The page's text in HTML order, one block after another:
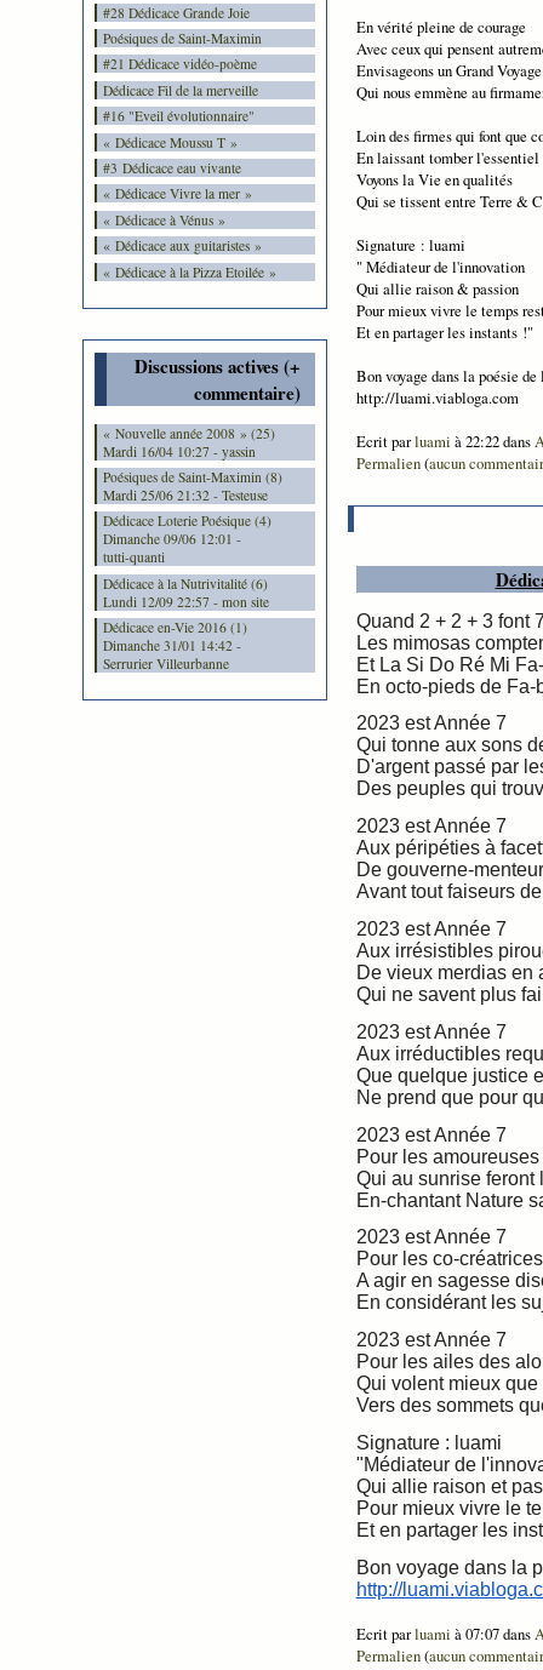
#28 Dédicace Grande Joie
Poésiques de Saint-Maximin
#21 Dédicace vidéo-poème
Dédicace Fil de la merveille
#16 "Eveil évolutionnaire"
« Dédicace Moussu T »
#3 Dédicace eau vivante
« Dédicace Vivre la mer »
« Dédicace à Vénus »
« Dédicace aux guitaristes »
« Dédicace à la Pizza Etoilée »
Discussions actives (+
commentaire)
« Nouvelle année 2008 » (25)
Mardi 16/04 10:27 - yassin
Poésiques de Saint-Maximin (8)
Mardi 25/06 21:32 - Testeuse
Dédicace Loterie Poésique (4)
Dimanche 09/06 12:01 -
tutti-quanti
Dédicace à la Nutrivitalité (6)
Lundi 12/09 22:57 - mon site
Dédicace en-Vie 2016 (1)
Dimanche 31/01 14:42 -
Serrurier Villeurbanne
En vérité pleine de courage
Avec ceux qui pensent
Envisageons un Grand Voyage
Qui nous emmène au
Loin des firmes qui font que
En laissant tomber l'essentiel
Voyons la Vie en qualités
Qui se tissent entre Terre &
Signature : luami
" Médiateur de l'innovation
Qui allie raison & passion
Pour mieux vivre le temps
Et en partager les instants !"
Bon voyage dans la poésie
http://luami.viabloga.com
Ecrit parluami à 22:22 dans
Permalien(aucun
Quand 2 + 2 + 3 font
Les mimosas
Et La Si Do Ré Mi
En octo-pieds de Fa-
2023 est Année 7
Qui tonne aux sons
D'argent passé par
Des peuples qui
2023 est Année 7
Aux péripéties à
De gouverne-
Avant tout faiseurs
2023 est Année 7
Aux irrésistibles
De vieux merdias en
Qui ne savent plus
2023 est Année 7
Aux irréductibles
Que quelque justice
Ne prend que pour
2023 est Année 7
Pour les
Qui au sunrise feront
En-chantant Nature
2023 est Année 7
Pour les co-
A agir en sagesse
En considérant les
2023 est Année 7
Pour les ailes des
Qui volent mieux que
Vers des sommets
Signature : luami
"Médiateur de
Qui allie raison et
Pour mieux vivre le
Et en partager les
Bon voyage dans la
http://
Ecrit parluami à 07:07 dans
Permalien(aucun